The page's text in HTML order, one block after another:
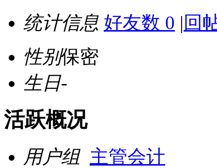
统计信息 好友数 0 | 回
性别保密
生日-
活跃概况
用户组 主管会计